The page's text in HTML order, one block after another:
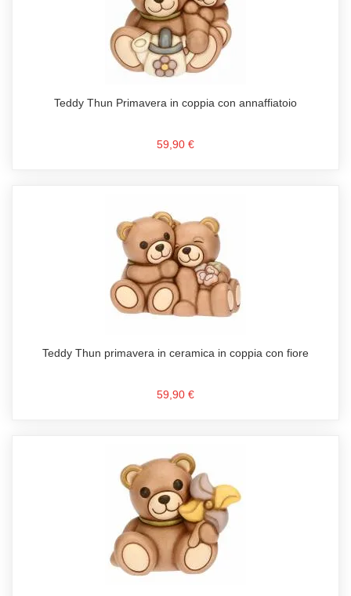
Teddy Thun Primavera in coppia con annaffiatoio
59,90 €
Teddy Thun primavera in ceramica in coppia con fiore
59,90 €